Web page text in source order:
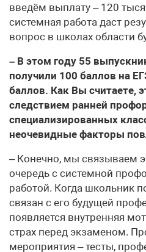
введём выплату – 120
системная работа даст
вопрос в школах области
– В этом году 55
получили 100 баллов на
баллов. Как Вы считаете,
следствием ранней
специализированных
неочевидные факторы
– Конечно, мы связываем
очередь с системной
работой. Когда школьник
связан с его будущей
появляется внутренняя
страх перед экзаменом.
мероприятия – тесты,